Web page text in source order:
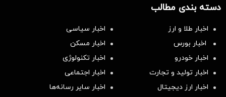
دسته بندی مطالب
اخبار طلا و ارز
اخبار سیاسی
اخبار بورس
اخبار مسکن
اخبار خودرو
اخبار تکنولوژی
اخبار تولید و تجارت
اخبار اجتماعی
اخبار ارز دیجیتال
اخبار سایر رسانه‌‌ها